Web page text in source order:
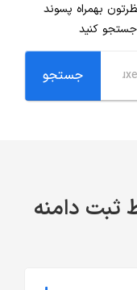
بهمراه پسوند
ثبت دامنه